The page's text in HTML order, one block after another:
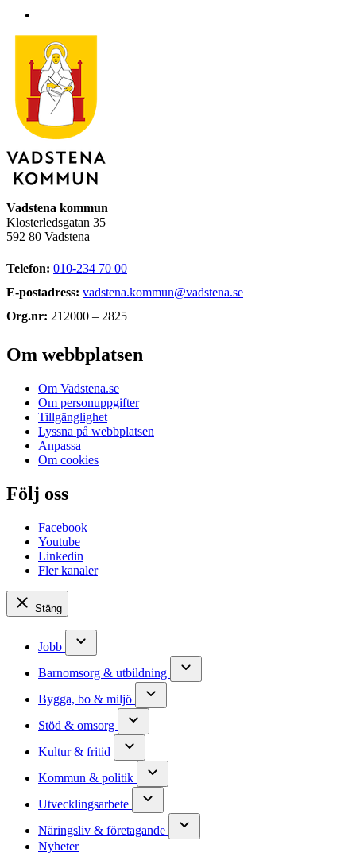
Vadstena kommun
Klosterledsgatan 35
592 80 Vadstena
Telefon: 010-234 70 00
E-postadress: vadstena.kommun@vadstena.se
Org.nr: 212000 – 2825
Om webbplatsen
Om Vadstena.se
Om personuppgifter
Tillgänglighet
Lyssna på webbplatsen
Anpassa
Om cookies
Följ oss
Facebook
Youtube
Linkedin
Fler kanaler
Stäng
Jobb
Barnomsorg & utbildning
Bygga, bo & miljö
Stöd & omsorg
Kultur & fritid
Kommun & politik
Utvecklingsarbete
Näringsliv & företagande
Nyheter